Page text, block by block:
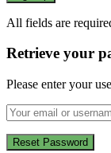
All fields are
Retrieve your
Please enter your